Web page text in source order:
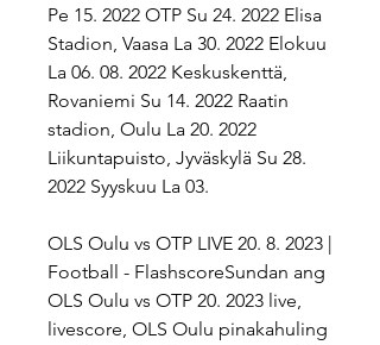
Pe 15. 2022 OTP Su 24. 2022 Elisa
Stadion, Vaasa La 30. 2022 Elokuu
La 06. 08. 2022 Keskuskenttä,
Rovaniemi Su 14. 2022 Raatin
stadion, Oulu La 20. 2022
Liikuntapuisto, Jyväskylä Su 28.
2022 Syyskuu La 03.
OLS Oulu vs OTP LIVE 20. 8. 2023 |
Football - FlashscoreSundan ang
OLS Oulu vs OTP 20. 2023 live,
livescore, OLS Oulu pinakahuling